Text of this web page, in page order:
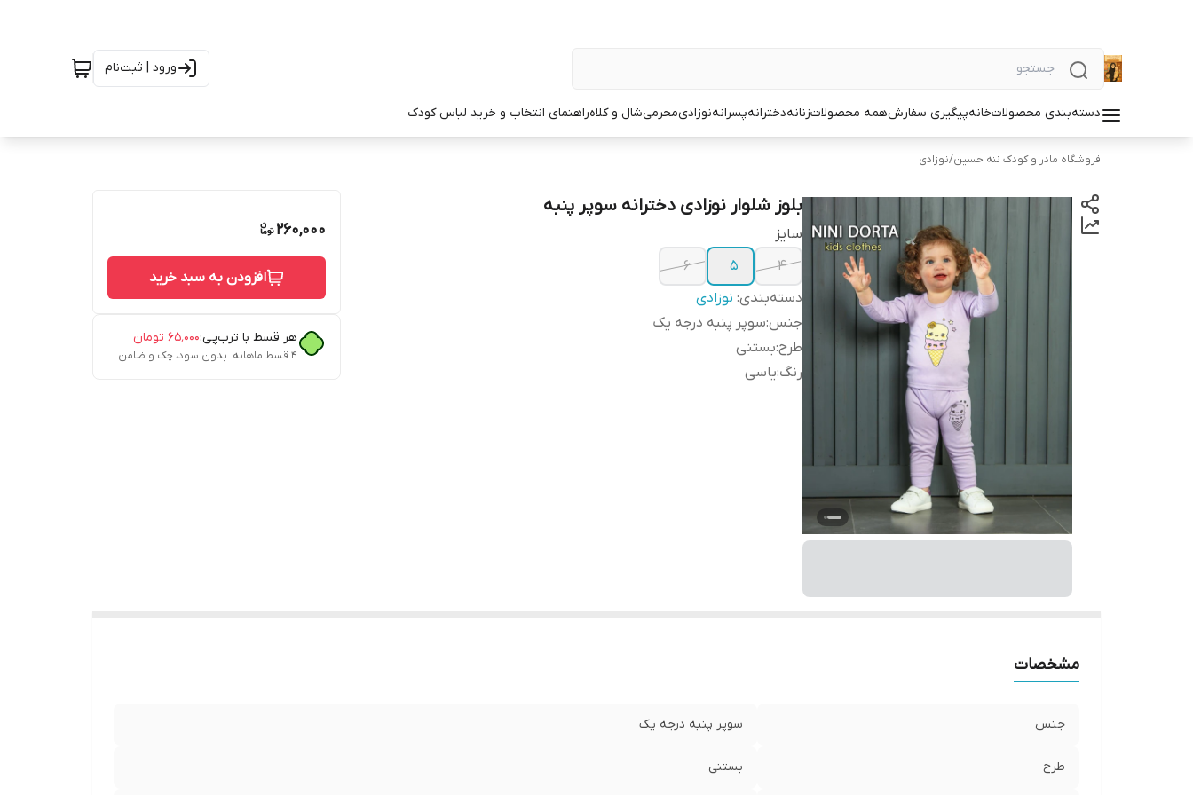
ورود | ثبت‌نام
دسته‌بندی محصولاتخانهپیگیری سفارشهمه محصولاتزنانهدخترانهپسرانهنوزادیمحرمیشال و کلاهراهنمای انتخاب و خرید لباس کودک
فروشگاه مادر و کودک ننه حسین/نوزادی
بلوز شلوار نوزادی دخترانه سوپر پنبه
سایز
۴
۵
۶
دسته‌بندی: نوزادی
جنس:سوپر پنبه درجه یک
طرح:بستنی
رنگ:یاسی
260,000
افزودن به سبد خرید
هر قسط با ترب‌پی:۶۵٬۰۰۰ تومان
۴ قسط ماهانه. بدون سود، چک و ضامن.
مشخصات
جنس سوپر پنبه درجه یک
طرح بستنی